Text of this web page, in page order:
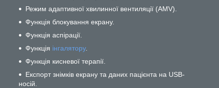
Режим адаптивної хвилинної вентиляції (AMV).
Функція блокування екрану.
Функція аспірації.
Функція інгалятору.
Функція кисневої терапії.
Експорт знімків екрану та даних пацієнта на USB-
носій.